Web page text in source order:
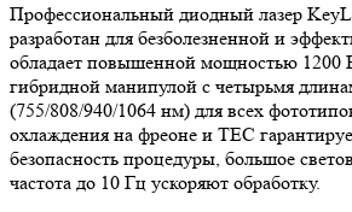
Профессиональный диодный лазер
разработан для безболезненной и
обладает повышенной мощностью 1200
гибридной манипулой с четырьмя
(755/808/940/1064 нм) для всех
охлаждения на фреоне и TEC
безопасность процедуры, большое
частота до 10 Гц ускоряют обработку.